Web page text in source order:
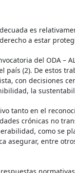
es
a estar
del ODA –
país (2). De estos
con decisiones
la
tanto en el
crónicas no
como se
asegurar, entre